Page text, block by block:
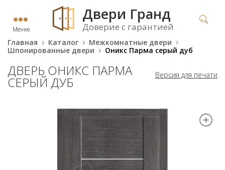
Меню
Двери Гранд
Доверие с гарантией
Главная Каталог
Межкомнатные двери
Шпонированные двери
Оникс Парма серый дуб
Версия для печати
ДВЕРЬ ОНИКС ПАРМА
СЕРЫЙ ДУБ